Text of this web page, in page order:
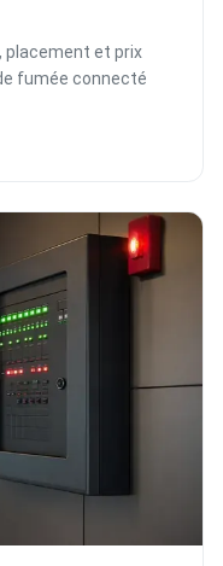
placement et prix
fumée connecté